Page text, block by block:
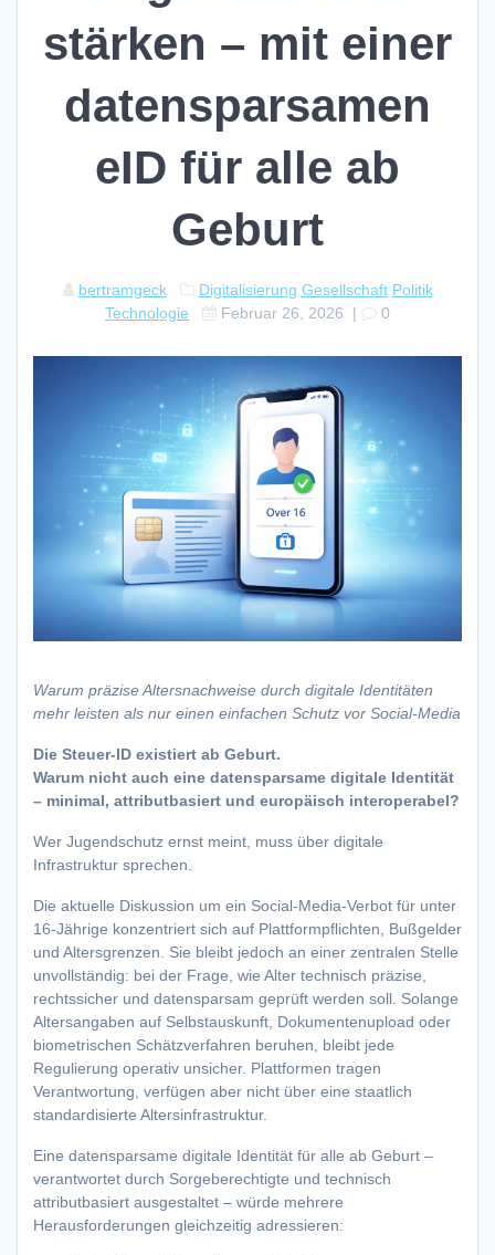
stärken – mit einer
datensparsamen
eID für alle ab
Geburt
bertramgeck Digitalisierung Gesellschaft Politik
Technologie
Februar 26, 2026 | 0
Warum präzise Altersnachweise durch digitale Identitäten
mehr leisten als nur einen einfachen Schutz vor Social-Media
Die Steuer-ID existiert ab Geburt.
Warum nicht auch eine datensparsame digitale Identität
– minimal, attributbasiert und europäisch interoperabel?
Wer Jugendschutz ernst meint, muss über digitale
Infrastruktur sprechen.
Die aktuelle Diskussion um ein Social-Media-Verbot für unter
16-Jährige konzentriert sich auf Plattformpflichten, Bußgelder
und Altersgrenzen. Sie bleibt jedoch an einer zentralen Stelle
unvollständig: bei der Frage, wie Alter technisch präzise,
rechtssicher und datensparsam geprüft werden soll. Solange
Altersangaben auf Selbstauskunft, Dokumentenupload oder
biometrischen Schätzverfahren beruhen, bleibt jede
Regulierung operativ unsicher. Plattformen tragen
Verantwortung, verfügen aber nicht über eine staatlich
standardisierte Altersinfrastruktur.
Eine datensparsame digitale Identität für alle ab Geburt –
verantwortet durch Sorgeberechtigte und technisch
attributbasiert ausgestaltet – würde mehrere
Herausforderungen gleichzeitig adressieren: